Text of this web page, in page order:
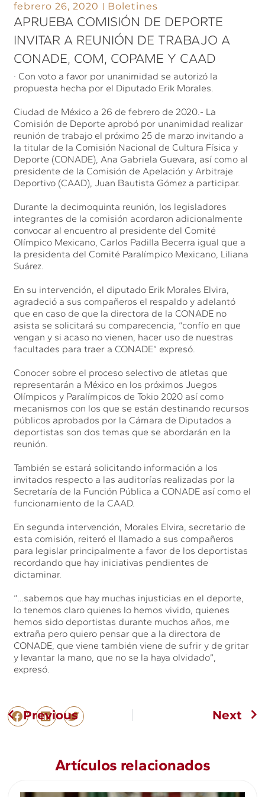
febrero 26, 2020 Boletines
APRUEBA COMISIÓN DE DEPORTE
INVITAR A REUNIÓN DE TRABAJO A
CONADE, COM, COPAME Y CAAD
· Con voto a favor por unanimidad se autorizó la
propuesta hecha por el Diputado Erik Morales.
Ciudad de México a 26 de febrero de 2020.- La
Comisión de Deporte aprobó por unanimidad realizar
reunión de trabajo el próximo 25 de marzo invitando a
la titular de la Comisión Nacional de Cultura Física y
Deporte (CONADE), Ana Gabriela Guevara, así como al
presidente de la Comisión de Apelación y Arbitraje
Deportivo (CAAD), Juan Bautista Gómez a participar.
Durante la decimoquinta reunión, los legisladores
integrantes de la comisión acordaron adicionalmente
convocar al encuentro al presidente del Comité
Olímpico Mexicano, Carlos Padilla Becerra igual que a
la presidenta del Comité Paralímpico Mexicano, Liliana
Suárez.
En su intervención, el diputado Erik Morales Elvira,
agradeció a sus compañeros el respaldo y adelantó
que en caso de que la directora de la CONADE no
asista se solicitará su comparecencia, “confío en que
vengan y si acaso no vienen, hacer uso de nuestras
facultades para traer a CONADE” expresó.
Conocer sobre el proceso selectivo de atletas que
representarán a México en los próximos Juegos
Olímpicos y Paralímpicos de Tokio 2020 así como
mecanismos con los que se están destinando recursos
públicos aprobados por la Cámara de Diputados a
deportistas son dos temas que se abordarán en la
reunión.
También se estará solicitando información a los
invitados respecto a las auditorías realizadas por la
Secretaría de la Función Pública a CONADE así como el
funcionamiento de la CAAD.
En segunda intervención, Morales Elvira, secretario de
esta comisión, reiteró el llamado a sus compañeros
para legislar principalmente a favor de los deportistas
recordando que hay iniciativas pendientes de
dictaminar.
“…sabemos que hay muchas injusticias en el deporte,
lo tenemos claro quienes lo hemos vivido, quienes
hemos sido deportistas durante muchos años, me
extraña pero quiero pensar que a la directora de
CONADE, que viene también viene de sufrir y de gritar
y levantar la mano, que no se la haya olvidado”,
expresó.
Previous Next
Artículos relacionados